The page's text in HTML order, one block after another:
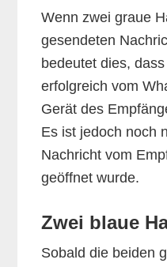
Wenn zwei graue
gesendeten
bedeutet dies,
erfolgreich vom
Gerät des
Es ist jedoch noch
Nachricht vom
geöffnet wurde.
Zwei blaue
Sobald die beiden